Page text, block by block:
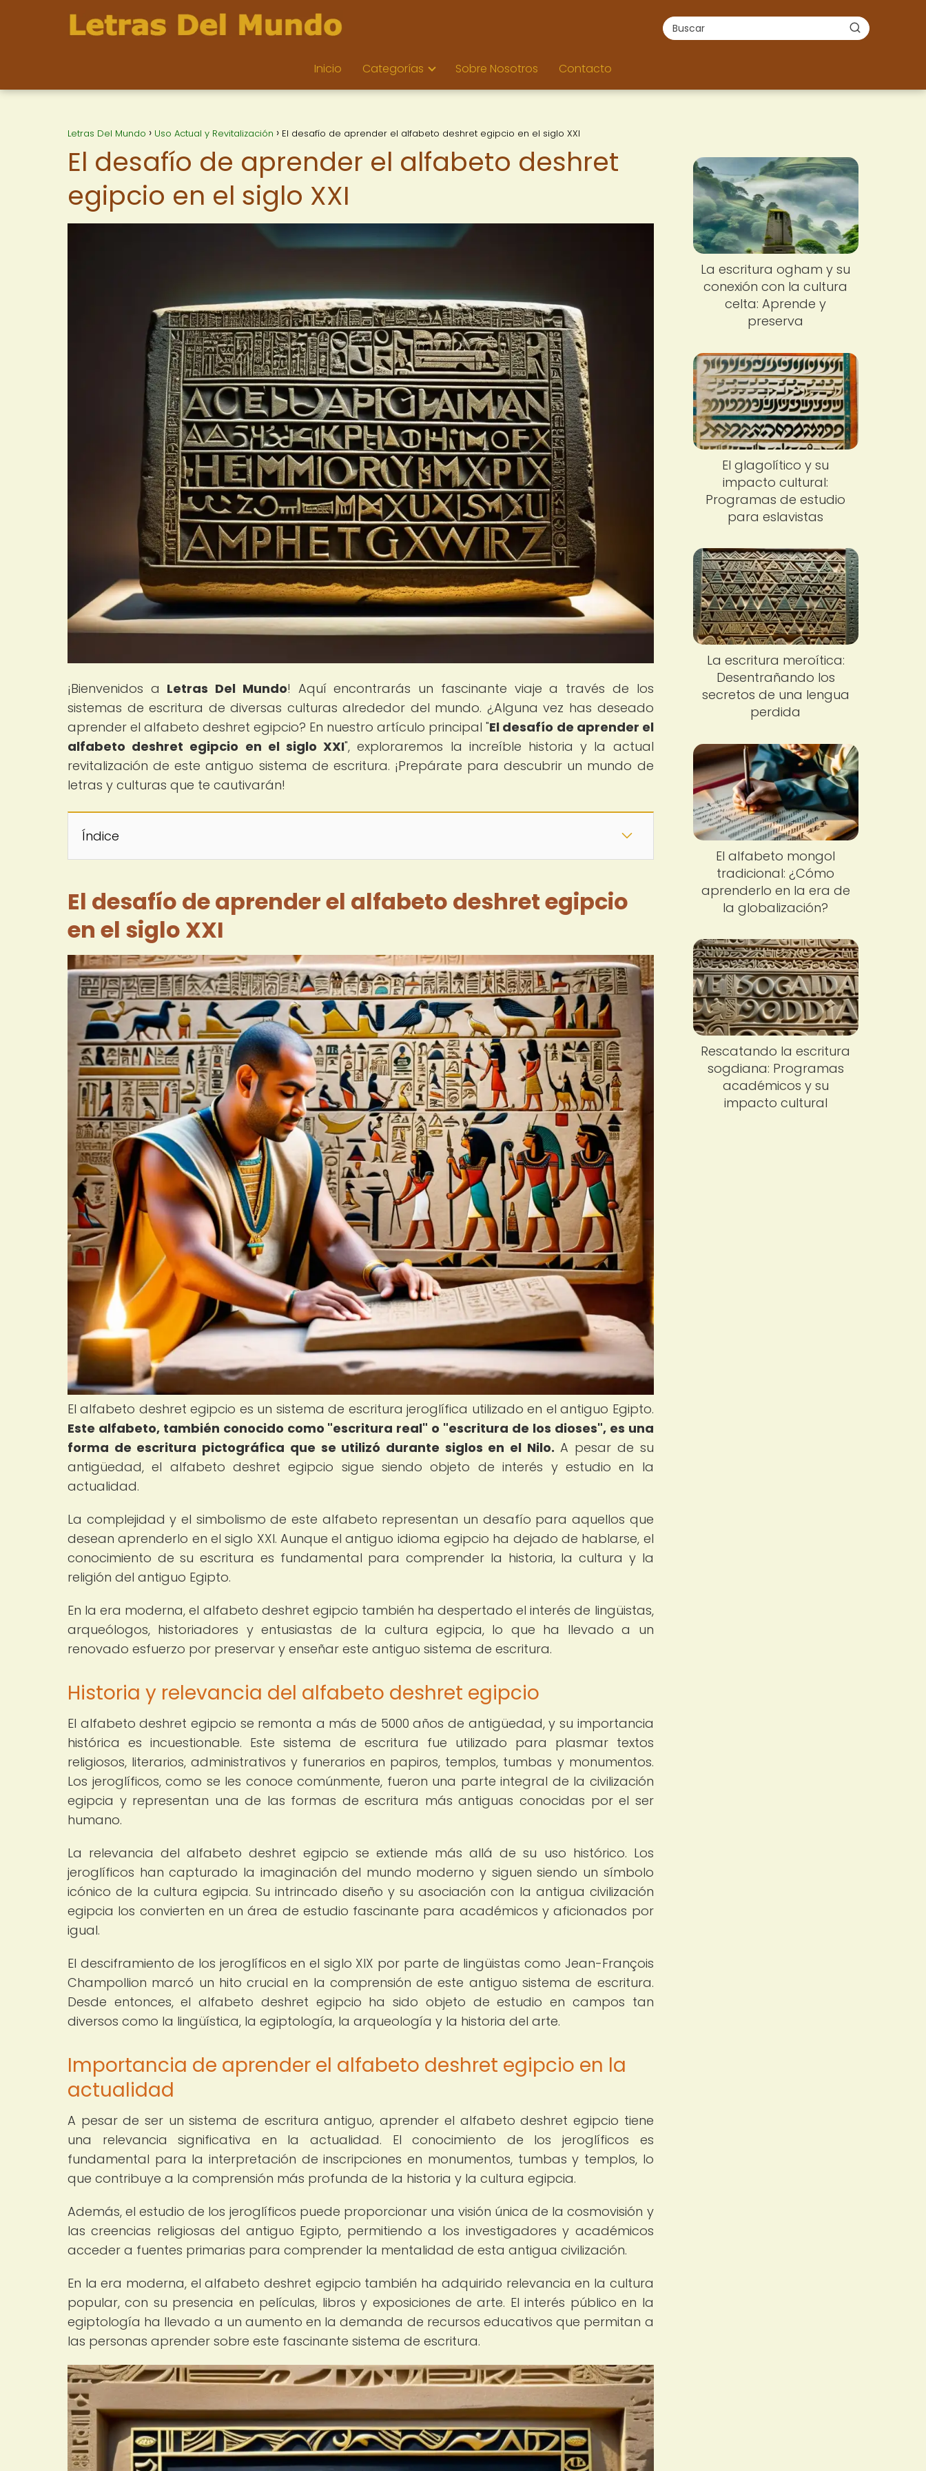
Inicio Categorías Sobre Nosotros Contacto
Letras Del Mundo Uso Actual y Revitalización El desafío de aprender el alfabeto deshret egipcio en el siglo XXI
El desafío de aprender el alfabeto deshret
egipcio en el siglo XXI
¡Bienvenidos a Letras Del Mundo! Aquí encontrarás un fascinante viaje a través de los
sistemas de escritura de diversas culturas alrededor del mundo. ¿Alguna vez has deseado
aprender el alfabeto deshret egipcio? En nuestro artículo principal "El desafío de aprender el
alfabeto deshret egipcio en el siglo XXI", exploraremos la increíble historia y la actual
revitalización de este antiguo sistema de escritura. ¡Prepárate para descubrir un mundo de
letras y culturas que te cautivarán!
Índice
El desafío de aprender el alfabeto deshret egipcio
en el siglo XXI
El alfabeto deshret egipcio es un sistema de escritura jeroglífica utilizado en el antiguo Egipto.
Este alfabeto, también conocido como "escritura real" o "escritura de los dioses", es una
forma de escritura pictográfica que se utilizó durante siglos en el Nilo. A pesar de su
antigüedad, el alfabeto deshret egipcio sigue siendo objeto de interés y estudio en la
actualidad.
La complejidad y el simbolismo de este alfabeto representan un desafío para aquellos que
desean aprenderlo en el siglo XXI. Aunque el antiguo idioma egipcio ha dejado de hablarse, el
conocimiento de su escritura es fundamental para comprender la historia, la cultura y la
religión del antiguo Egipto.
En la era moderna, el alfabeto deshret egipcio también ha despertado el interés de lingüistas,
arqueólogos, historiadores y entusiastas de la cultura egipcia, lo que ha llevado a un
renovado esfuerzo por preservar y enseñar este antiguo sistema de escritura.
Historia y relevancia del alfabeto deshret egipcio
El alfabeto deshret egipcio se remonta a más de 5000 años de antigüedad, y su importancia
histórica es incuestionable. Este sistema de escritura fue utilizado para plasmar textos
religiosos, literarios, administrativos y funerarios en papiros, templos, tumbas y monumentos.
Los jeroglíficos, como se les conoce comúnmente, fueron una parte integral de la civilización
egipcia y representan una de las formas de escritura más antiguas conocidas por el ser
humano.
La relevancia del alfabeto deshret egipcio se extiende más allá de su uso histórico. Los
jeroglíficos han capturado la imaginación del mundo moderno y siguen siendo un símbolo
icónico de la cultura egipcia. Su intrincado diseño y su asociación con la antigua civilización
egipcia los convierten en un área de estudio fascinante para académicos y aficionados por
igual.
El desciframiento de los jeroglíficos en el siglo XIX por parte de lingüistas como Jean-François
Champollion marcó un hito crucial en la comprensión de este antiguo sistema de escritura.
Desde entonces, el alfabeto deshret egipcio ha sido objeto de estudio en campos tan
diversos como la lingüística, la egiptología, la arqueología y la historia del arte.
Importancia de aprender el alfabeto deshret egipcio en la
actualidad
A pesar de ser un sistema de escritura antiguo, aprender el alfabeto deshret egipcio tiene
una relevancia significativa en la actualidad. El conocimiento de los jeroglíficos es
fundamental para la interpretación de inscripciones en monumentos, tumbas y templos, lo
que contribuye a la comprensión más profunda de la historia y la cultura egipcia.
Además, el estudio de los jeroglíficos puede proporcionar una visión única de la cosmovisión y
las creencias religiosas del antiguo Egipto, permitiendo a los investigadores y académicos
acceder a fuentes primarias para comprender la mentalidad de esta antigua civilización.
En la era moderna, el alfabeto deshret egipcio también ha adquirido relevancia en la cultura
popular, con su presencia en películas, libros y exposiciones de arte. El interés público en la
egiptología ha llevado a un aumento en la demanda de recursos educativos que permitan a
las personas aprender sobre este fascinante sistema de escritura.
La escritura ogham y su
conexión con la cultura
celta: Aprende y
preserva
El glagolítico y su
impacto cultural:
Programas de estudio
para eslavistas
La escritura meroítica:
Desentrañando los
secretos de una lengua
perdida
El alfabeto mongol
tradicional: ¿Cómo
aprenderlo en la era de
la globalización?
Rescatando la escritura
sogdiana: Programas
académicos y su
impacto cultural